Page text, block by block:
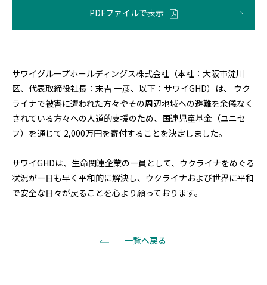
PDFファイルで表示
サワイグループホールディングス株式会社（本社：大阪市淀川
区、代表取締役社長：末吉 一彦、以下：サワイGHD）は、 ウク
ライナで被害に遭われた方々やその周辺地域への避難を余儀なく
されている方々への人道的支援のため、国連児童基金（ユニセ
フ）を通じて 2,000万円を寄付することを決定しました。
サワイGHDは、生命関連企業の一員として、ウクライナをめぐる
状況が一日も早く平和的に解決し、ウクライナおよび世界に平和
で安全な日々が戻ることを心より願っております。
一覧へ戻る